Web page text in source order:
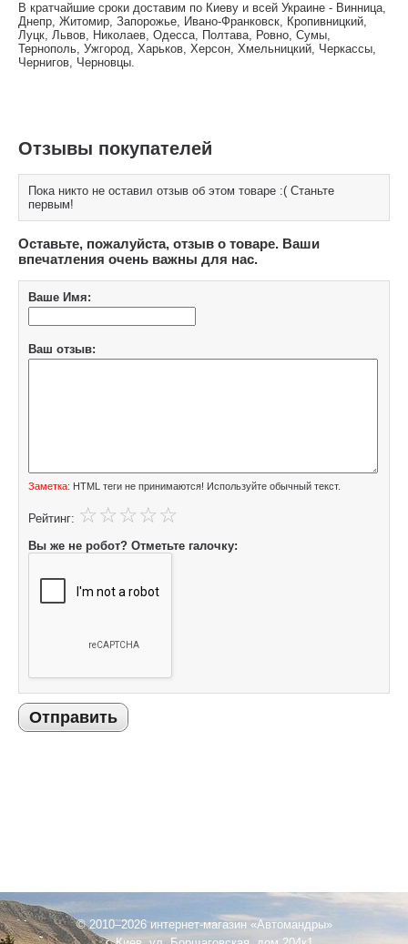
В кратчайшие сроки доставим по Киеву и всей Украине - Винница,
Днепр, Житомир, Запорожье, Ивано-Франковск, Кропивницкий,
Луцк, Львов, Николаев, Одесса, Полтава, Ровно, Сумы,
Тернополь, Ужгород, Харьков, Херсон, Хмельницкий, Черкассы,
Чернигов, Черновцы.
Отзывы покупателей
Пока никто не оставил отзыв об этом товаре :( Станьте
первым!
Оставьте, пожалуйста, отзыв о товаре. Ваши
впечатления очень важны для нас.
Ваше Имя:
Ваш отзыв:
Заметка: HTML теги не принимаются! Используйте обычный текст.
Рейтинг:
Вы же не робот? Отметьте галочку:
Отправить
© 2010–2026 интернет-магазин «Автомандры»